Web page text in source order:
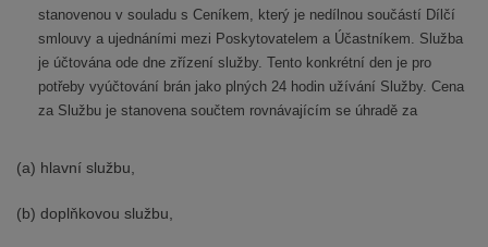
stanovenou v souladu s Ceníkem, který je nedílnou součástí Dílčí
smlouvy a ujednáními mezi Poskytovatelem a Účastníkem. Služba
je účtována ode dne zřízení služby. Tento konkrétní den je pro
potřeby vyúčtování brán jako plných 24 hodin užívání Služby. Cena
za Službu je stanovena součtem rovnávajícím se úhradě za
(a) hlavní službu,
(b) doplňkovou službu,